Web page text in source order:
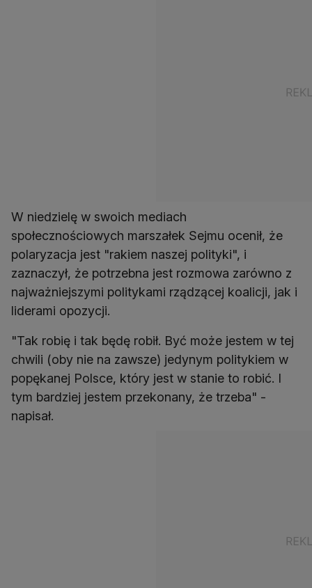
W niedzielę w swoich mediach
społecznościowych marszałek Sejmu ocenił, że
polaryzacja jest "rakiem naszej polityki", i
zaznaczył, że potrzebna jest rozmowa zarówno z
najważniejszymi politykami rządzącej koalicji, jak i
liderami opozycji.
"Tak robię i tak będę robił. Być może jestem w tej
chwili (oby nie na zawsze) jedynym politykiem w
popękanej Polsce, który jest w stanie to robić. I
tym bardziej jestem przekonany, że trzeba" -
napisał.